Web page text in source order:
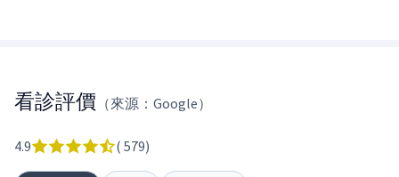
看診評價 （來源：Google）
4.9 ( 579)